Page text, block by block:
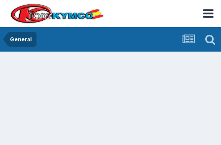
General